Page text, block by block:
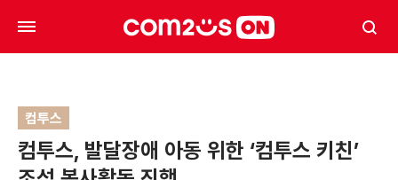
컴투스
컴투스, 발달장애 아동 위한 ‘컴투스 키친’